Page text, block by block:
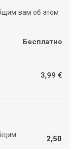
вам об этом
Бесплатно
3,99 €
2,50